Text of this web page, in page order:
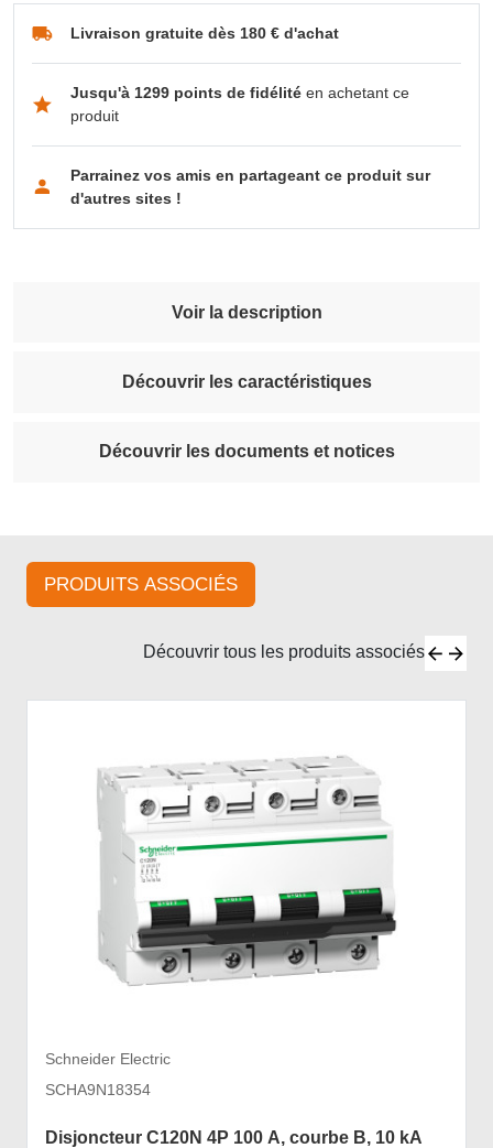
Livraison gratuite dès 180 € d'achat
Jusqu'à 1299 points de fidélitéen achetant ce
produit
Parrainez vos amis en partageant ce produit sur
d'autres sites !
Voir la description
Découvrir les caractéristiques
Découvrir les documents et notices
PRODUITS ASSOCIÉS
Découvrir tous les produits associés
Schneider Electric
SCHA9N18354
Disjoncteur C120N 4P 100 A, courbe B, 10 kA